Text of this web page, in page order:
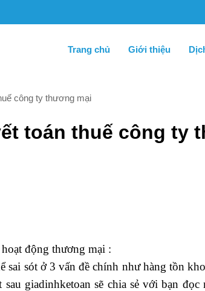
Trang chủ Giới thiệu
công ty thương mại
toán thuế công ty
động thương mại :
sót ở 3 vấn đề chính như hàng tồn
sau giadinhketoan sẽ chia sẻ với bạn